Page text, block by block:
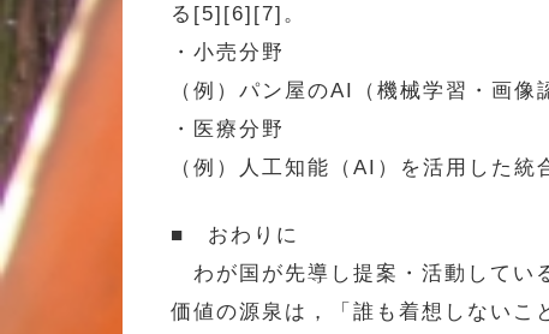
る[5][6][7]。
・小売分野
（例）パン屋のAI（機械学習・画像
・医療分野
（例）人工知能（AI）を活用した
■ おわりに
わが国が先導し提案・活動してい
価値の源泉は，「誰も着想しないこ